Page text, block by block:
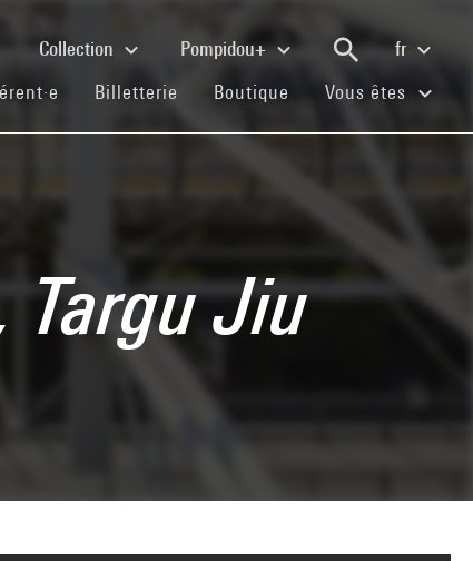
Collection Pompidou+
fr
(current)
Billetterie (current)
Boutique (current)
Vous êtes
Targu Jiu